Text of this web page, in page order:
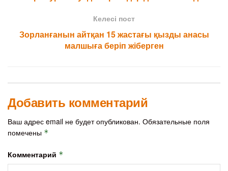
Келесі пост
Зорланғанын айтқан 15 жастағы қызды анасы
малшыға беріп жіберген
Добавить комментарий
Ваш адрес email не будет опубликован. Обязательные поля
помечены *
Комментарий *